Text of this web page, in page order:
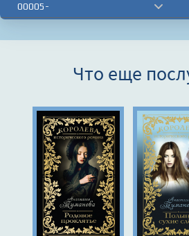
00005-
00010-
00011-
00012-
Что еще